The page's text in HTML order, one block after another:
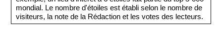
mondial. Le nombre d'étoiles est établi selon le nombre de
visiteurs, la note de la Rédaction et les votes des lecteurs.